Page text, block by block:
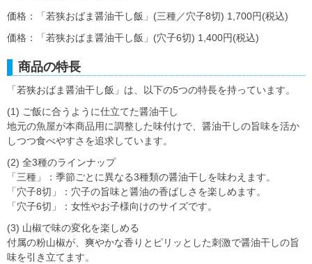
価格：「若狭おばま醤油干し飯」(三種／穴子8切) 1,700円(税込)
価格：「若狭おばま醤油干し飯」(穴子6切) 1,400円(税込)
商品の特長
「若狭おばま醤油干し飯」は、以下の5つの特長を持っています。
(1) ご飯に合うように仕立てた醤油干し
地元の魚屋が本商品用に調整した味付けで、醤油干しの旨味を活か
しつつ食べやすさを追求しています。
(2) 全3種のラインナップ
「三種」：季節ごとに異なる3種類の醤油干しを味わえます。
「穴子8切」：穴子の旨味と醤油の香ばしさを楽しめます。
「穴子6切」：女性やお子様向けのサイズです。
(3) 山椒で味の変化を楽しめる
付属の粉山椒が、爽やかな香りとピリッとした刺激で醤油干しの旨
味を引き立てます。